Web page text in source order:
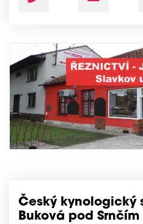
Český kynologický
Buková pod Srnčím